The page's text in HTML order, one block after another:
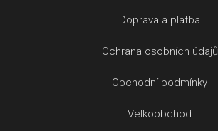
Doprava a platba
Ochrana osobních údajů
Obchodní podmínky
Velkoobchod